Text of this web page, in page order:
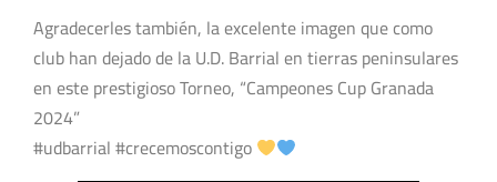
Agradecerles también, la excelente imagen que como
club han dejado de la U.D. Barrial en tierras peninsulares
en este prestigioso Torneo, “Campeones Cup Granada
2024”
#udbarrial #crecemoscontigo